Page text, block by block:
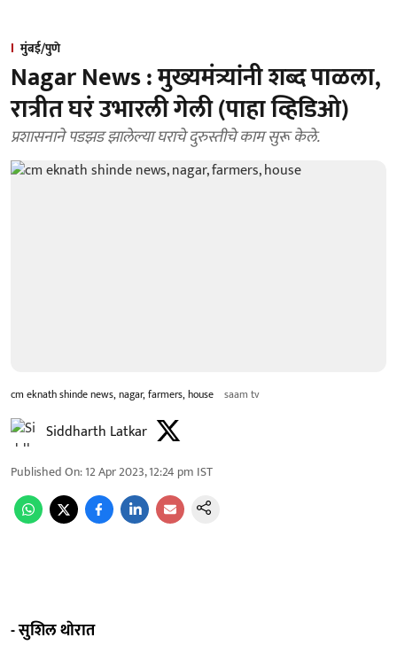
मुंबई/पुणे
Nagar News : मुख्यमंत्र्यांनी शब्द पाळला,
रात्रीत घरं उभारली गेली (पाहा व्हिडिओ)
प्रशासनाने पडझड झालेल्या घराचे दुरुस्तीचे काम सुरू केले.
cm eknath shinde news, nagar, farmers, house saam tv
Siddharth Latkar
Published On:12 Apr 2023, 12:24 pm IST
- सुशिल थाेरात